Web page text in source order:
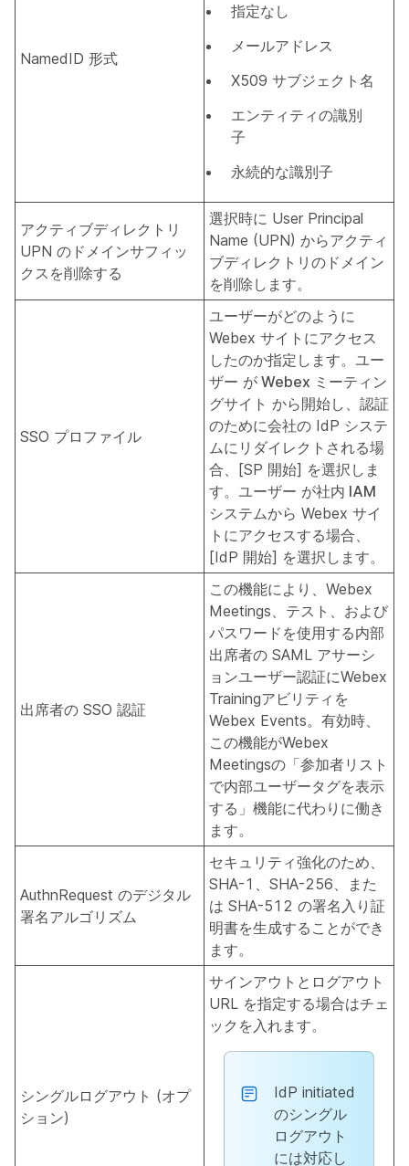
NamedID 形式
指定なし
メールアドレス
X509 サブジェクト名
エンティティの識別
子
永続的な識別子
アクティブディレクトリ
UPN のドメインサフィッ
クスを削除する
選択時に User Principal
Name (UPN) からアクティ
ブディレクトリのドメイン
を削除します。
SSO プロファイル
ユーザーがどのように
Webex サイトにアクセス
したのか指定します。ユー
ザー が Webex ミーティン
グサイト から開始し、認証
のために会社の IdP システ
ムにリダイレクトされる場
合、[SP 開始] を選択しま
す。ユーザー が社内 IAM
システムから Webex サイ
トにアクセスする場合、
[IdP 開始] を選択します。
出席者の SSO 認証
この機能により、Webex
Meetings、テスト、および
パスワードを使用する内部
出席者の SAML アサーシ
ョンユーザー認証にWebex
Trainingアビリティを
Webex Events。有効時、
この機能がWebex
Meetingsの「参加者リスト
で内部ユーザータグを表示
する」機能に代わりに働き
ます。
AuthnRequest のデジタル
署名アルゴリズム
セキュリティ強化のため、
SHA-1、SHA-256、また
は SHA-512 の署名入り証
明書を生成することができ
ます。
シングルログアウト (オプ
ション)
サインアウトとログアウト
URL を指定する場合はチェ
ックを入れます。
IdP initiated
のシングル
ログアウト
には対応し